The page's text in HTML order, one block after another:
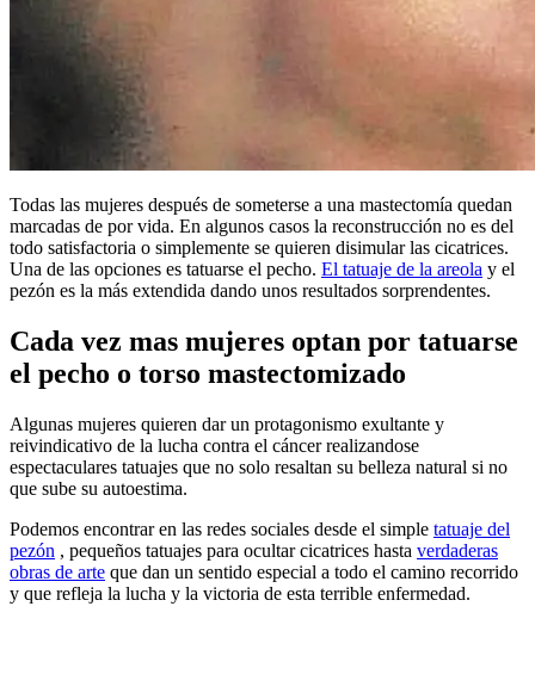
Todas las mujeres después de someterse a una mastectomía quedan
marcadas de por vida. En algunos casos la reconstrucción no es del
todo satisfactoria o simplemente se quieren disimular las cicatrices.
Una de las opciones es tatuarse el pecho. El tatuaje de la areola y el
pezón es la más extendida dando unos resultados sorprendentes.
Cada vez mas mujeres optan por tatuarse
el pecho o torso mastectomizado
Algunas mujeres quieren dar un protagonismo exultante y
reivindicativo de la lucha contra el cáncer realizandose
espectaculares tatuajes que no solo resaltan su belleza natural si no
que sube su autoestima.
Podemos encontrar en las redes sociales desde el simple tatuaje del
pezón , pequeños tatuajes para ocultar cicatrices hasta verdaderas
obras de arte que dan un sentido especial a todo el camino recorrido
y que refleja la lucha y la victoria de esta terrible enfermedad.